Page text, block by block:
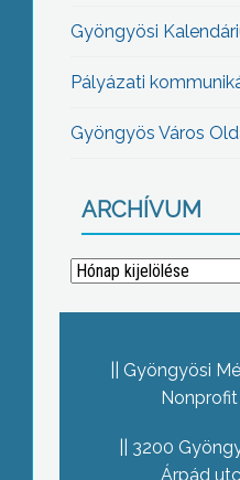
Gyöngyösi
Pályázati
Gyöngyös Város
ARCHÍVUM
Archívum
Gyöngyösi
3200
Árpád